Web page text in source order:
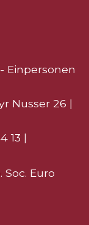
Einpersonen
Nusser 26 |
13 |
Soc. Euro